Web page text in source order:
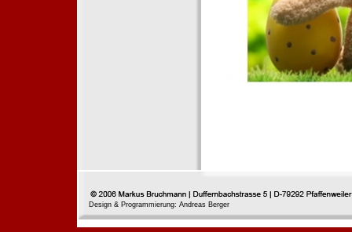
Design & Programmierung: Andreas Berger